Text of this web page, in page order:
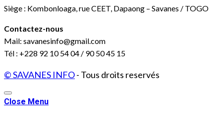
Siège : Kombonloaga, rue CEET, Dapaong – Savanes / TOGO
Contactez-nous
Mail: savanesinfo@gmail.com
Tél : +228 92 10 54 04 / 90 50 45 15
© SAVANES INFO- Tous droits reservés
Close Menu